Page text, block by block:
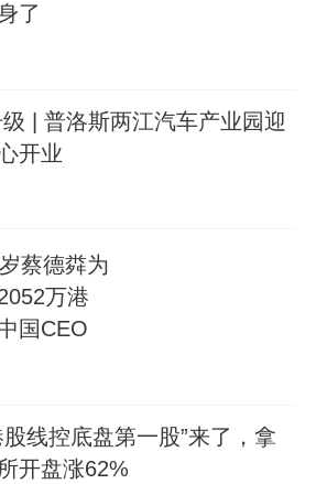
了
| 普洛斯两江汽车产业园迎
开业
蔡德粦为
万港
国CEO
线控底盘第一股”来了，拿
开盘涨62%